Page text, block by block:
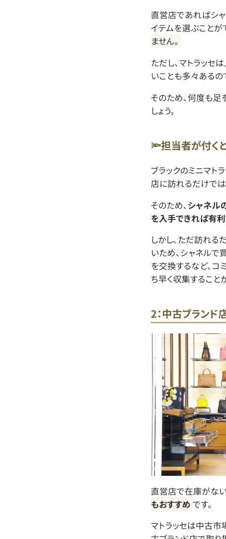
直営店であればシ
イテムを選ぶことが
ません。
ただし、マトラッセ
いことも多々あるの
そのため、何度も
しょう。
🔦担当者が付く
ブラックのミニマト
店に訪れるだけで
そのため、 シャネル
を入手できれば有利
しかし、ただ訪れる
いため、シャネルで
を交換するなど、コ
ち早く収集すること
2：中古ブランド
直営店で在庫がな
もおすすめ です。
マトラッセは中古市